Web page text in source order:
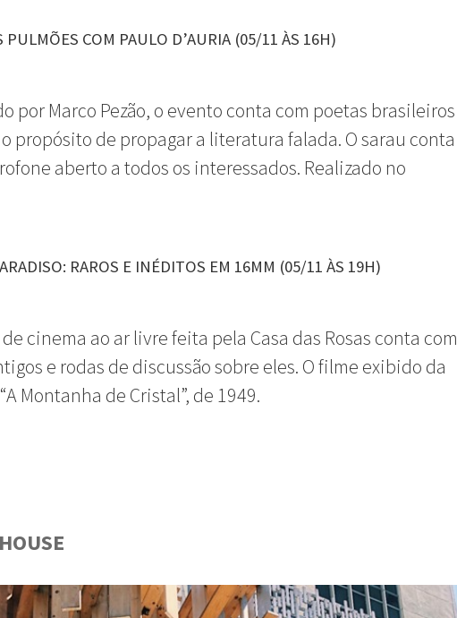
PULMÕES COM PAULO D’AURIA (05/11 ÀS 16H)
por Marco Pezão, o evento conta com poetas brasileiros
propósito de propagar a literatura falada. O sarau conta
aberto a todos os interessados. Realizado no
RAROS E INÉDITOS EM 16MM (05/11 ÀS 19H)
de cinema ao ar livre feita pela Casa das Rosas conta com
e rodas de discussão sobre eles. O filme exibido da
Montanha de Cristal”, de 1949.